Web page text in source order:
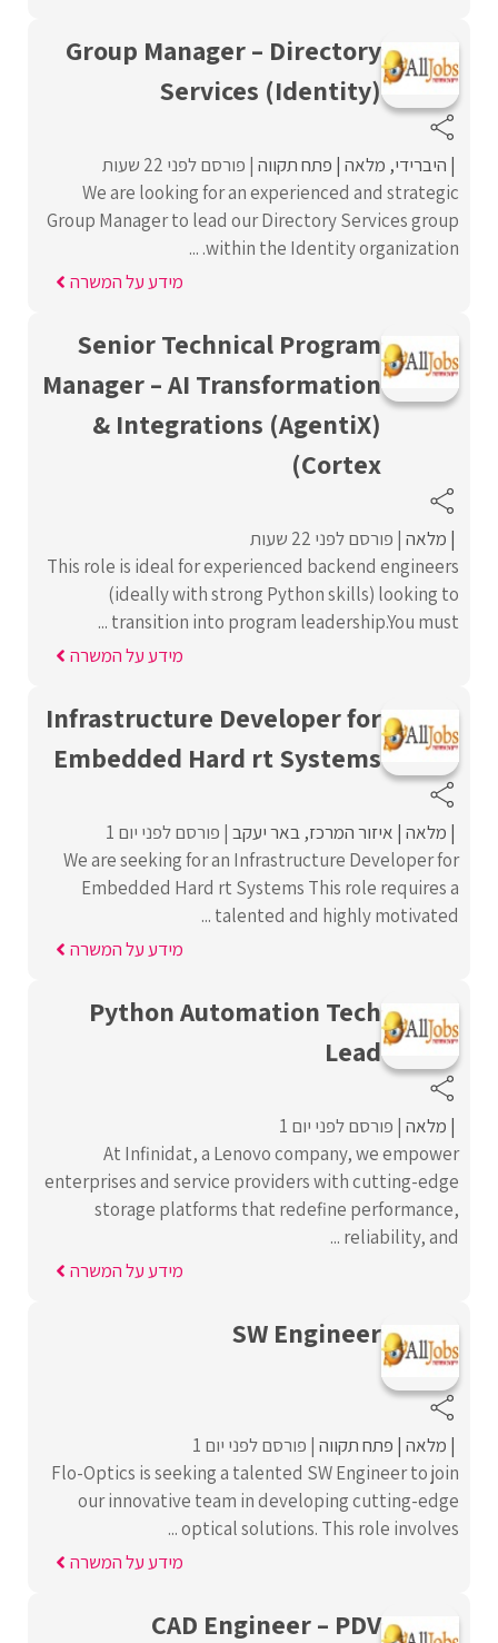
Group Manager – Directory
Services (Identity)
היברידי מלאה פתח תקווה פורסם לפני 22 שעות
We are looking for an experienced and strategic
Group Manager to lead our Directory Services group
within the Identity organization. ...
מידע על המשרה
Senior Technical Program
Manager – AI Transformation
& Integrations (AgentiX)
(Cortex
מלאה פורסם לפני 22 שעות
This role is ideal for experienced backend engineers
(ideally with strong Python skills) looking to
transition into program leadership.You must ...
מידע על המשרה
Infrastructure Developer for
Embedded Hard rt Systems
מלאה איזור המרכז באר יעקב פורסם לפני יום 1
We are seeking for an Infrastructure Developer for
Embedded Hard rt Systems This role requires a
talented and highly motivated ...
מידע על המשרה
Python Automation Tech
Lead
מלאה פורסם לפני יום 1
At Infinidat, a Lenovo company, we empower
enterprises and service providers with cutting-edge
storage platforms that redefine performance,
reliability, and ...
מידע על המשרה
SW Engineer
מלאה פתח תקווה פורסם לפני יום 1
Flo-Optics is seeking a talented SW Engineer to join
our innovative team in developing cutting-edge
optical solutions. This role involves ...
מידע על המשרה
CAD Engineer – PDV